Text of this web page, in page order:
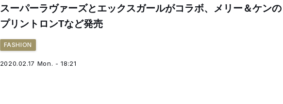
スーパーラヴァーズとエックスガールがコラボ、メリー＆ケンの
プリントロンTなど発売
FASHION
2020.02.17 Mon. - 18:21